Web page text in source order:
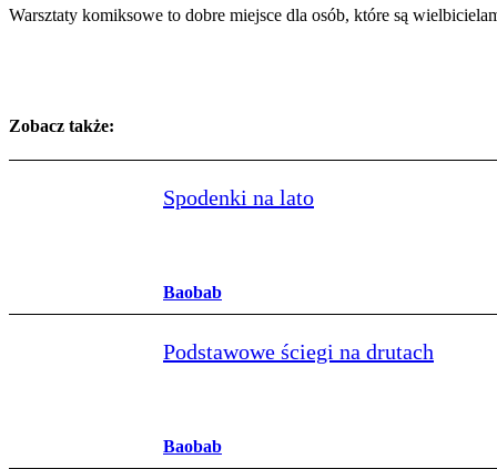
Warsztaty komiksowe to dobre miejsce dla osób, które są
Zobacz także:
Spodenki na lato
Baobab
Podstawowe ściegi na drutach
Baobab